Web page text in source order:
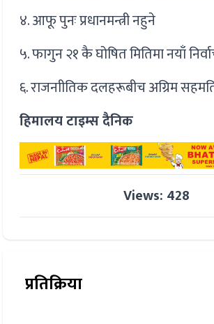
४. आफू पुनः प्रधानमन्त्री नहुने
५. फागुन २१ कै घोषित मितिमा नयाँ
६. राजनाीतिक दलहरूबीच अग्रिम
हिमालय टाइम्स दैनिक
Views: 428
प्रतिक्रिया